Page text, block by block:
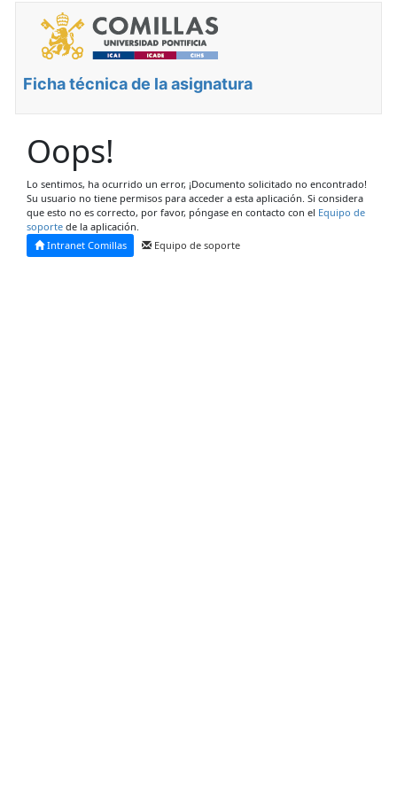
Ficha técnica de la asignatura
Oops!
Lo sentimos, ha ocurrido un error, ¡Documento solicitado no encontrado!
Su usuario no tiene permisos para acceder a esta aplicación. Si considera
que esto no es correcto, por favor, póngase en contacto con el Equipo de
soporte de la aplicación.
Intranet Comillas
Equipo de soporte